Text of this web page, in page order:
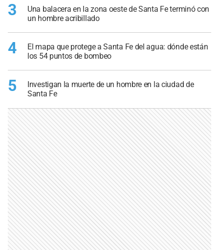
3
Una balacera en la zona oeste de Santa Fe terminó con
un hombre acribillado
4
El mapa que protege a Santa Fe del agua: dónde están
los 54 puntos de bombeo
5
Investigan la muerte de un hombre en la ciudad de
Santa Fe